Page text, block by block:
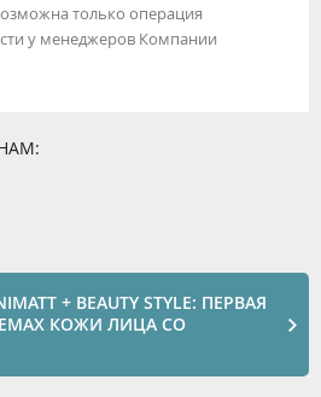
только операция
у менеджеров Компании
+ BEAUTY STYLE: ПЕРВАЯ
КОЖИ ЛИЦА СО